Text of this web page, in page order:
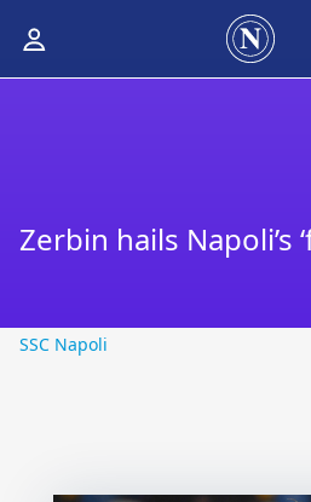
Zerbin hails Napoli’s
SSC Napoli